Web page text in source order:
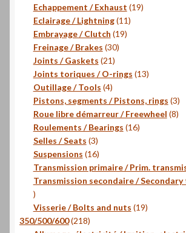
produits
Echappement / Exhaust 1919
Eclairage / Lightning 1111
Embrayage / Clutch 1919
Freinage / Brakes 3030
Joints / Gaskets 2121
produits
Joints toriques / O-rings 1313
Outillage / Tools 44
produits
Pistons, segments / Pistons, rings 33
Roue libre démarreur / Freewheel 88
Roulements / Bearings 1616
Selles / Seats 33
produits
Suspensions 1616
produits
Transmission primaire / Prim.
Transmission secondaire /
16
produits
Visserie / Bolts and nuts 1919
350/500/600 218218